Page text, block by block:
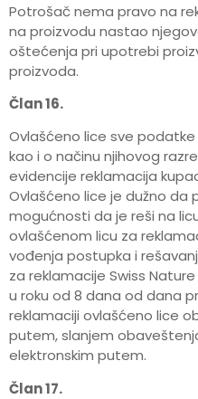
Potrošač nema pravo na
na proizvodu nastao
oštećenja pri upotrebi
proizvoda.
Član 16.
Ovlašćeno lice sve
kao i o načinu njihovog
evidencije reklamacija
Ovlašćeno lice je dužno da
mogućnosti da je reši na
ovlašćenom licu za
vođenja postupka i
za reklamacije Swiss
u roku od 8 dana od dana
reklamaciji ovlašćeno lice
putem, slanjem
elektronskim putem.
Član 17.